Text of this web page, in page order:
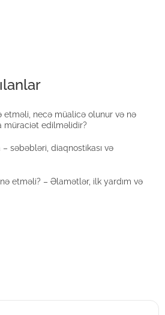
etməli, necə müalicə olunur və nə
müraciət edilməlidir?
– səbəbləri, diaqnostikası və
etməli? – Əlamətlər, ilk yardım və